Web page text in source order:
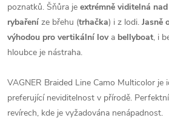
poznatků. Šňůra je extrémně viditelná
rybaření ze břehu (trhačka) i z lodi. Jasně
výhodou pro vertikální lova bellyboat, i
hloubce je nástraha.
VAGNER Braided Line Camo Multicolor je
preferující neviditelnost v přírodě.
revírech, kde je vyžadována nenápadnost.